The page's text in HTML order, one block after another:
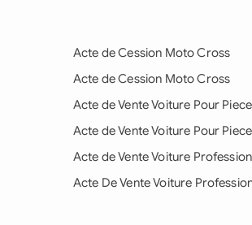
Acte de Cession Moto Cross
Acte de Cession Moto Cross
Acte de Vente Voiture Pour Piece
Acte de Vente Voiture Pour Piece
Acte de Vente Voiture
Acte De Vente Voiture